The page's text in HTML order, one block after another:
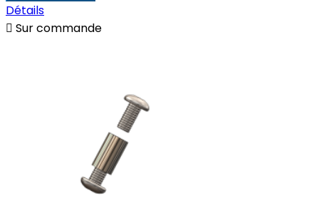
Détails
 Sur commande